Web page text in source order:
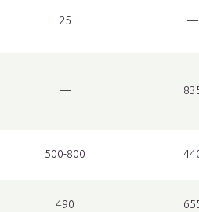
25 —
—
500-800
490